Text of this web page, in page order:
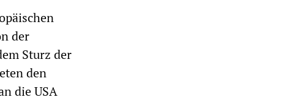
der
Sturz der
den
die USA